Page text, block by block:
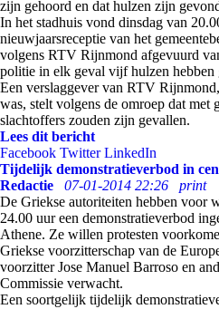
zijn gehoord en dat hulzen zijn
In het stadhuis vond dinsdag van
nieuwjaarsreceptie van het
volgens RTV Rijnmond afgevuurd
politie in elk geval vijf hulzen hebben
Een verslaggever van RTV
was, stelt volgens de omroep dat met
slachtoffers zouden zijn gevallen.
Lees dit bericht
Facebook Twitter LinkedIn
Tijdelijk demonstratieverbod in
Redactie
07-01-2014 22:26
print
De Griekse autoriteiten hebben voor
24.00 uur een demonstratieverbod
Athene. Ze willen protesten
Griekse voorzitterschap van de
voorzitter Jose Manuel Barroso en
Commissie verwacht.
Een soortgelijk tijdelijk